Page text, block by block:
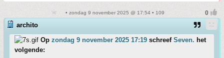
• zondag 9 november 2025 @ 17:54 • 109
archito
Op zondag 9 november 2025 17:19 schreef Seven. het
volgende: